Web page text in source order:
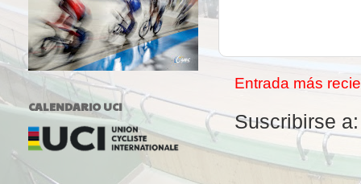
Entrada más
Suscribirse
CALENDARIO UCI